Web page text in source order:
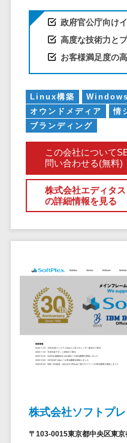
健康診
診療予
歯科向
リハビ
医薬品
電子薬
不動産
不動産
不動産
入居者
用地管
業界・
保険代
報告書
ー
ル
ム
政府官公庁向け
高度な技術力と
お客様満足度の
Linux構築
オウンドメディア
情
ブランディング
この会社について
問い合わせる(無料)
株式会社エディタス
の詳細情報を見る
株式会社ソフトプ
〒103-0015東京都中央区東